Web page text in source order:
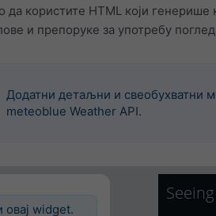
користите HTML који генерише
и препоруке за употребу
Додатни детаљни и свеобухватни
meteoblue Weather API.
овај widget.